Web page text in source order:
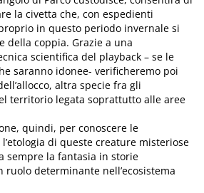
la civetta che, con espedienti
in questo periodo invernale si
della coppia. Grazie a una
scientifica del playback – se le
saranno idonee- verificheremo poi
altra specie fra gli
territorio legata soprattutto alle aree
quindi, per conoscere le
di queste creature misteriose
sempre la fantasia in storie
determinante nell’ecosistema